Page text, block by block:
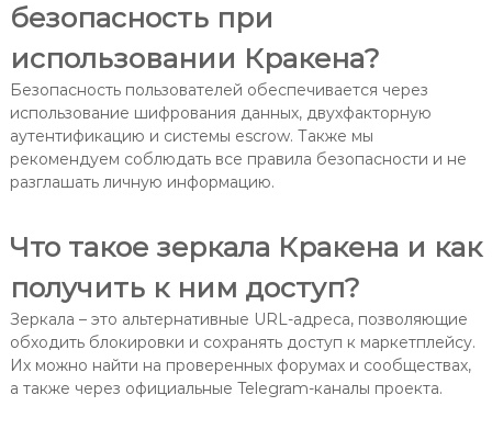
безопасность при
использовании Кракена?
Безопасность пользователей обеспечивается через
использование шифрования данных, двухфакторную
аутентификацию и системы escrow. Также мы
рекомендуем соблюдать все правила безопасности и не
разглашать личную информацию.
Что такое зеркала Кракена и как
получить к ним доступ?
Зеркала – это альтернативные URL-адреса, позволяющие
обходить блокировки и сохранять доступ к маркетплейсу.
Их можно найти на проверенных форумах и сообществах,
а также через официальные Telegram-каналы проекта.